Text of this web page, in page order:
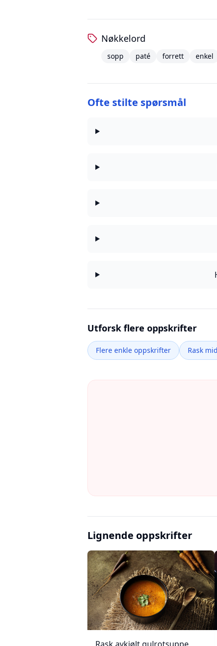
Nøkkelord
sopp paté forrett enkel
Ofte stilte spørsmål
Utforsk flere oppskrifter
Flere enkle oppskrifter Rask
Lignende oppskrifter